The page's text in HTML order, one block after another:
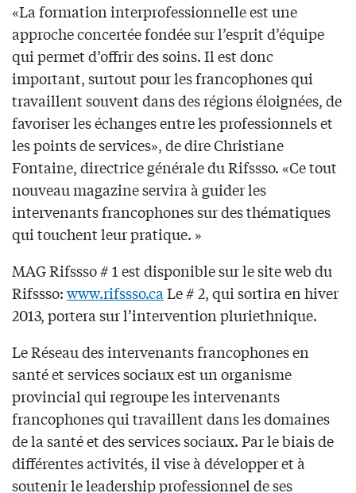
«La formation interprofessionnelle est une
approche concertée fondée sur l’esprit d’équipe
qui permet d’offrir des soins. Il est donc
important, surtout pour les francophones qui
travaillent souvent dans des régions éloignées, de
favoriser les échanges entre les professionnels et
les points de services», de dire Christiane
Fontaine, directrice générale du Rifssso. «Ce tout
nouveau magazine servira à guider les
intervenants francophones sur des thématiques
qui touchent leur pratique. »
MAG Rifssso # 1 est disponible sur le site web du
Rifssso:www.rifssso.caLe # 2, qui sortira en hiver
2013, portera sur l’intervention pluriethnique.
Le Réseau des intervenants francophones en
santé et services sociaux est un organisme
provincial qui regroupe les intervenants
francophones qui travaillent dans les domaines
de la santé et des services sociaux. Par le biais de
différentes activités, il vise à développer et à
soutenir le leadership professionnel de ses